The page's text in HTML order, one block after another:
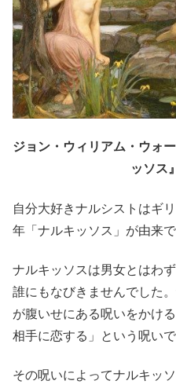
ジョン・ウィリアム・ウォ
ッソス
自分大好きナルシストはギ
年「ナルキッソス」が由来で
ナルキッソスは男女とはわ
誰にもなびきませんでした
が腹いせにある呪いをかけ
相手に恋する」という呪いで
その呪いによってナルキッ